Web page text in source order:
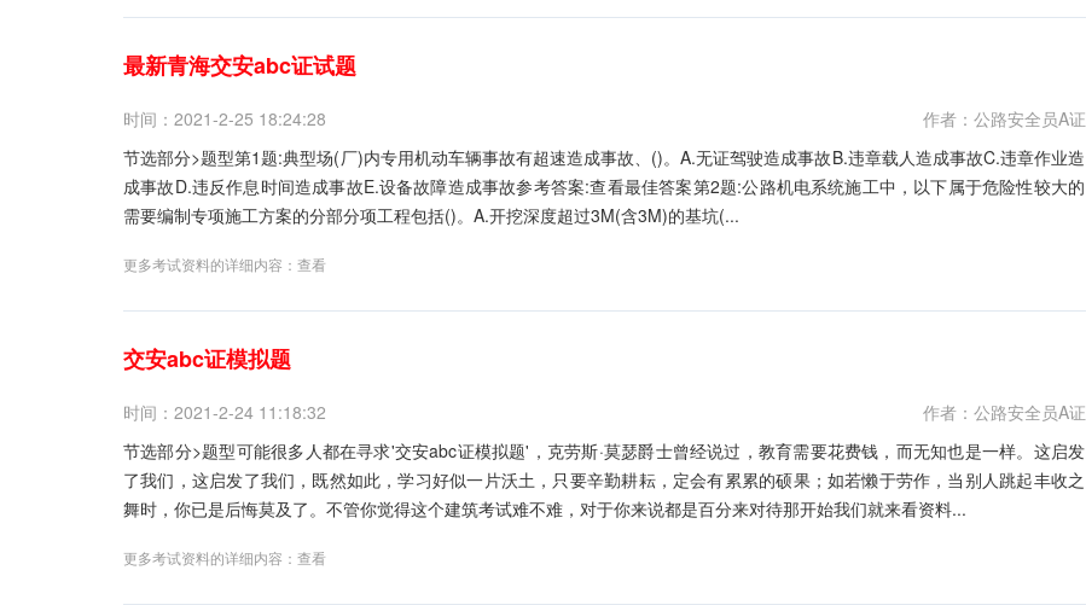
最新青海交安abc证试题
时间：2021-2-25 18:24:28
作者：公路安全员A证
节选部分>题型第1题:典型场(厂)内专用机动车辆事故有超速造成事故、()。A.无证驾驶造成事故B.违章载人造成事故C.违章作业造
成事故D.违反作息时间造成事故E.设备故障造成事故参考答案:查看最佳答案第2题:公路机电系统施工中，以下属于危险性较大的
需要编制专项施工方案的分部分项工程包括()。A.开挖深度超过3M(含3M)的基坑(...
更多考试资料的详细内容： 查看
交安abc证模拟题
时间：2021-2-24 11:18:32
作者：公路安全员A证
节选部分>题型可能很多人都在寻求'交安abc证模拟题'，克劳斯·莫瑟爵士曾经说过，教育需要花费钱，而无知也是一样。这启发
了我们，这启发了我们，既然如此，学习好似一片沃土，只要辛勤耕耘，定会有累累的硕果；如若懒于劳作，当别人跳起丰收之
舞时，你已是后悔莫及了。不管你觉得这个建筑考试难不难，对于你来说都是百分来对待那开始我们就来看资料...
更多考试资料的详细内容： 查看